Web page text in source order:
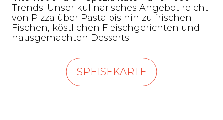
Trends. Unser kulinarisches Angebot reicht
von Pizza über Pasta bis hin zu frischen
Fischen, köstlichen Fleischgerichten und
hausgemachten Desserts.
SPEISEKARTE